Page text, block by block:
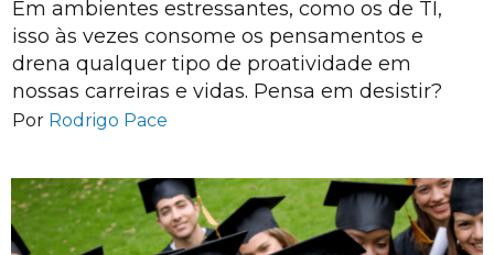
Em ambientes estressantes, como os de TI,
isso às vezes consome os pensamentos e
drena qualquer tipo de proatividade em
nossas carreiras e vidas. Pensa em desistir?
Por Rodrigo Pace